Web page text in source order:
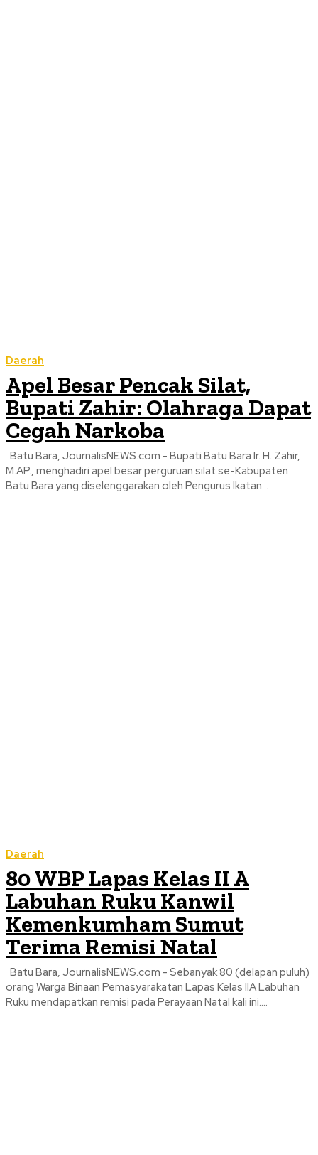
Daerah
Apel Besar Pencak Silat,
Bupati Zahir: Olahraga Dapat
Cegah Narkoba
M.AP., menghadiri apel besar perguruan silat se-Kabupaten
Batu Bara yang diselenggarakan oleh Pengurus Ikatan...
Daerah
80 WBP Lapas Kelas II A
Labuhan Ruku Kanwil
Kemenkumham Sumut
Terima Remisi Natal
orang Warga Binaan Pemasyarakatan Lapas Kelas IIA Labuhan
Ruku mendapatkan remisi pada Perayaan Natal kali ini....